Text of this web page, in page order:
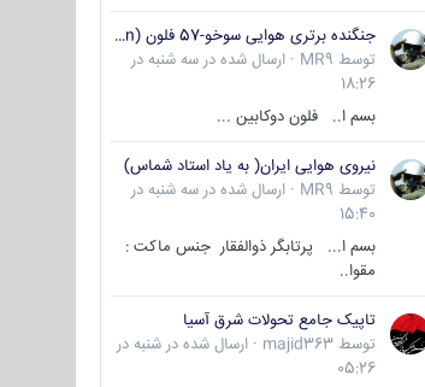
جنگنده برتری هوایی سوخو-57 فلون (Su-57/Felon)
توسط MR9
· ارسال شده در سه شنبه در
18:26
بسم ا.. فلون دوکابین ...
نیروی هوایی ایران( به یاد استاد شماس)
توسط MR9
· ارسال شده در سه شنبه در
15:40
بسم ا... پرتابگر ذوالفقار جنس ماکت :
مقوا..
تاپیک جامع تحولات شرق آسیا
توسط majid363
· ارسال شده در شنبه در
05:26